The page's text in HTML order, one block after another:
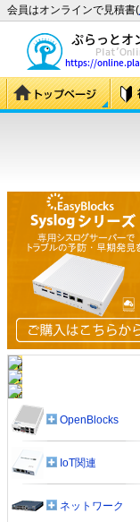
会員はオンラインで見積書(
OpenBlocks
IoT関連
ネットワーク